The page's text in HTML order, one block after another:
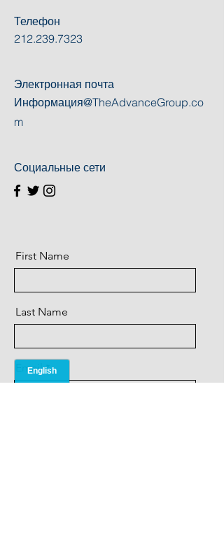
Телефон
212.239.7323
Электронная почта
Информация@TheAdvanceGroup.co
m
Социальные сети
First Name
Last Name
Email